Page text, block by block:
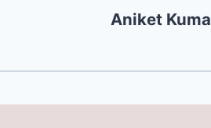
Aniket